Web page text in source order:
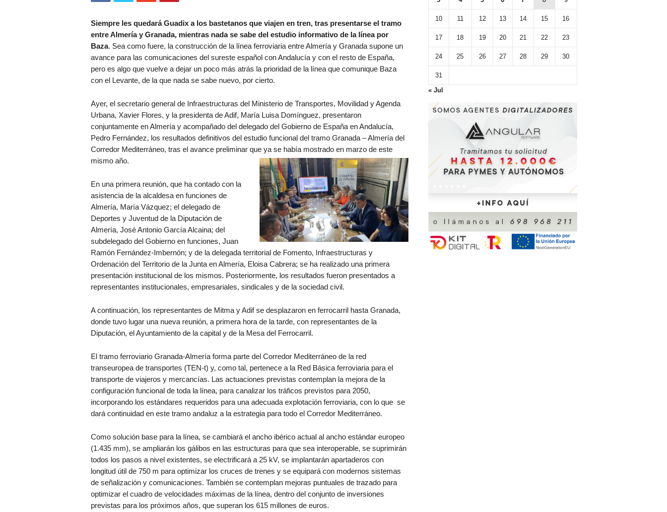
Siempre les quedará Guadix a los bastetanos que viajen en tren, tras presentarse el tramo
entre Almería y Granada, mientras nada se sabe del estudio informativo de la línea por
Baza. Sea como fuere, la construcción de la línea ferroviaria entre Almería y Granada supone un
avance para las comunicaciones del sureste español con Andalucía y con el resto de España,
pero es algo que vuelve a dejar un poco más atrás la prioridad de la línea que comunique Baza
con el Levante, de la que nada se sabe nuevo, por cierto.
Ayer, el secretario general de Infraestructuras del Ministerio de Transportes, Movilidad y Agenda
Urbana, Xavier Flores, y la presidenta de Adif, María Luisa Domínguez, presentaron
conjuntamente en Almería y acompañado del delegado del Gobierno de España en Andalucía,
Pedro Fernández, los resultados definitivos del estudio funcional del tramo Granada – Almería del
Corredor Mediterráneo, tras el avance preliminar que ya se había mostrado en marzo de este
mismo año.
En una primera reunión, que ha contado con la
asistencia de la alcaldesa en funciones de
Almería, María Vázquez; el delegado de
Deportes y Juventud de la Diputación de
Almería, José Antonio García Alcaina; del
subdelegado del Gobierno en funciones, Juan
Ramón Fernández-Imbernón; y de la delegada territorial de Fomento, Infraestructuras y
Ordenación del Territorio de la Junta en Almería, Eloisa Cabrera; se ha realizado una primera
presentación institucional de los mismos. Posteriormente, los resultados fueron presentados a
representantes institucionales, empresariales, sindicales y de la sociedad civil.
A continuación, los representantes de Mitma y Adif se desplazaron en ferrocarril hasta Granada,
donde tuvo lugar una nueva reunión, a primera hora de la tarde, con representantes de la
Diputación, el Ayuntamiento de la capital y de la Mesa del Ferrocarril.
El tramo ferroviario Granada-Almería forma parte del Corredor Mediterráneo de la red
transeuropea de transportes (TEN-t) y, como tal, pertenece a la Red Básica ferroviaria para el
transporte de viajeros y mercancías. Las actuaciones previstas contemplan la mejora de la
configuración funcional de toda la línea, para canalizar los tráficos previstos para 2050,
incorporando los estándares requeridos para una adecuada explotación ferroviaria, con lo que se
dará continuidad en este tramo andaluz a la estrategia para todo el Corredor Mediterráneo.
Como solución base para la línea, se cambiará el ancho ibérico actual al ancho estándar europeo
(1.435 mm), se ampliarán los gálibos en las estructuras para que sea interoperable, se suprimirán
todos los pasos a nivel existentes, se electrificará a 25 kV, se implantarán apartaderos con
longitud útil de 750 m para optimizar los cruces de trenes y se equipará con modernos sistemas
de señalización y comunicaciones. También se contemplan mejoras puntuales de trazado para
optimizar el cuadro de velocidades máximas de la línea, dentro del conjunto de inversiones
previstas para los próximos años, que superan los 615 millones de euros.
10 11 12 13 14 15 16
17 18 19 20 21 22 23
24 25 26 27 28 29 30
31
« Jul